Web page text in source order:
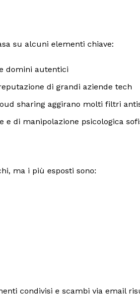
su alcuni elementi chiave:
domini autentici
di grandi aziende tech
sharing aggirano molti filtri
e di manipolazione psicologica
ma i più esposti sono:
condivisi e scambi via email